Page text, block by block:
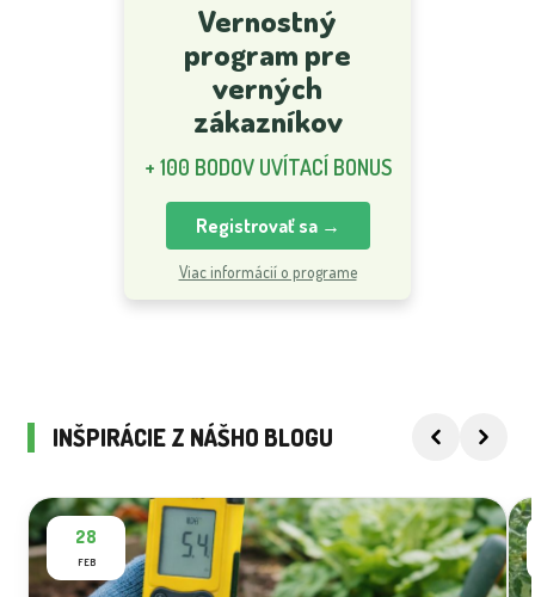
Vernostný
program pre
verných
zákazníkov
+ 100 BODOV UVÍTACÍ BONUS
Registrovať sa →
Viac informácií o programe
INŠPIRÁCIE Z NÁŠHO BLOGU
28
FEB